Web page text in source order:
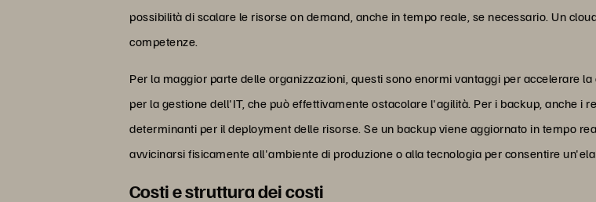
possibilità di scalare le risorse on demand, anche in tempo reale, se necessario. Un
competenze.
Per la maggior parte delle organizzazioni, questi sono enormi vantaggi per accelerare
per la gestione dell'IT, che può effettivamente ostacolare l'agilità. Per i backup, anche i
determinanti per il deployment delle risorse. Se un backup viene aggiornato in tempo
avvicinarsi fisicamente all'ambiente di produzione o alla tecnologia per consentire
Costi e struttura dei costi